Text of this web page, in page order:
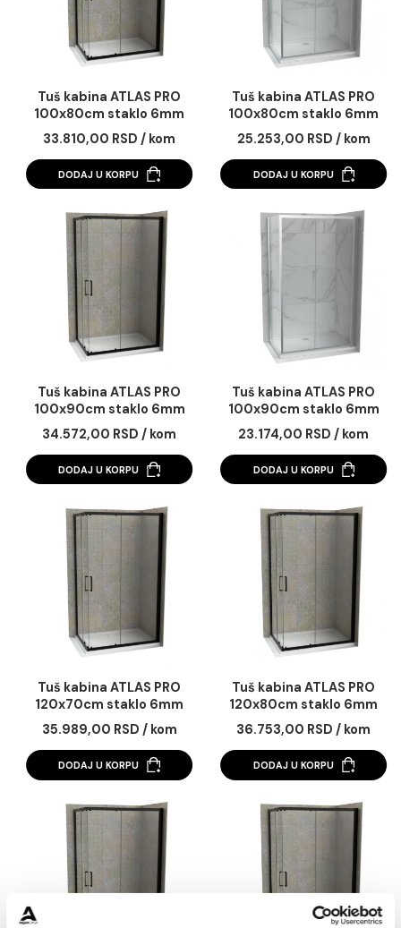
DODAJ U KORPU DODAJ U KORPU
Tuš kabina ATLAS PRO
100x80cm staklo 6mm
mat crna
33.810,00 RSD / kom
DODAJ U KORPU
Tuš kabina ATLAS
100x80cm staklo
providno
25.253,00 RSD /
DODAJ U KORPU
Tuš kabina ATLAS PRO
100x90cm staklo 6mm
mat crna
34.572,00 RSD / kom
DODAJ U KORPU
Tuš kabina ATLAS
100x90cm staklo
providno
23.174,00 RSD /
DODAJ U KORPU